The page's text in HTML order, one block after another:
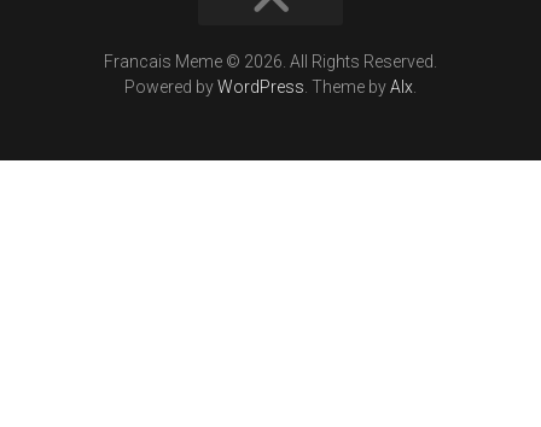
Francais Meme © 2026. All Rights Reserved.
Powered byWordPress. Theme byAlx.